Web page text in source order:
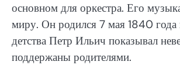
основном для оркестра. Его
миру. Он родился 7 мая 1840 года
детства Петр Ильич показывал
поддержаны родителями.